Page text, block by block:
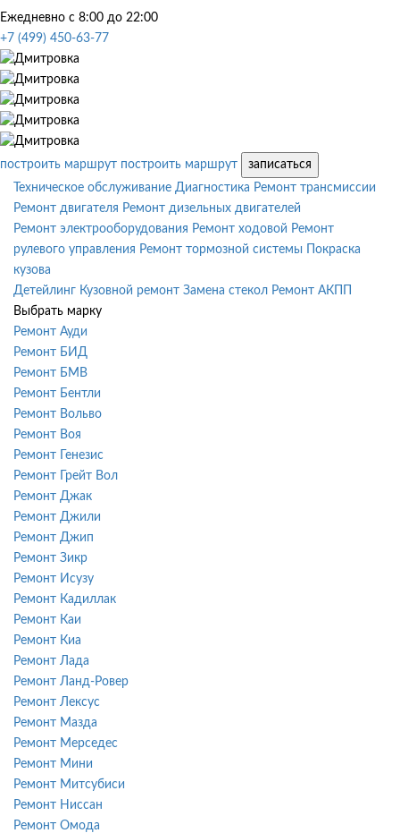
Ежедневно с 8:00 до 22:00
+7 (499) 450-63-77
построить маршрут построить маршрут
записаться
Техническое обслуживание Диагностика Ремонт трансмиссии
Ремонт двигателя Ремонт дизельных двигателей
Ремонт электрооборудования Ремонт ходовой Ремонт
рулевого управления Ремонт тормозной системы
Покраска
кузова
Детейлинг Кузовной ремонт Замена стекол Ремонт АКПП
Выбрать марку
Ремонт Ауди
Ремонт БИД
Ремонт БМВ
Ремонт Бентли
Ремонт Вольво
Ремонт Воя
Ремонт Генезис
Ремонт Грейт Вол
Ремонт Джак
Ремонт Джили
Ремонт Джип
Ремонт Зикр
Ремонт Исузу
Ремонт Кадиллак
Ремонт Каи
Ремонт Киа
Ремонт Лада
Ремонт Ланд-Ровер
Ремонт Лексус
Ремонт Мазда
Ремонт Мерседес
Ремонт Мини
Ремонт Митсубиси
Ремонт Ниссан
Ремонт Омода